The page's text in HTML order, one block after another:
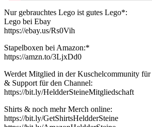
Nur gebrauchtes Lego ist gutes Lego*:
Lego bei Ebay
https://ebay.us/Rs0Vih
Stapelboxen bei Amazon:*
https://amzn.to/3LjxDd0
Werdet Mitglied in der Kuschelcommunity für
& Support für den Channel:
https://bit.ly/HeldderSteineMitgliedschaft
Shirts & noch mehr Merch online:
https://bit.ly/GetShirtsHeldderSteine